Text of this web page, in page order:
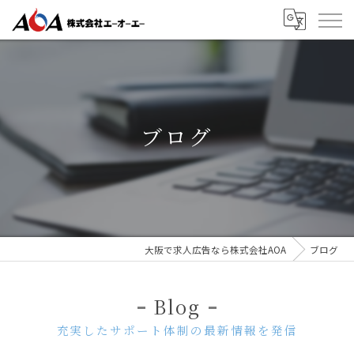
ブログ
大阪で求人広告なら株式会社AOA ブログ
Blog
充実したサポート体制の最新情報を発信